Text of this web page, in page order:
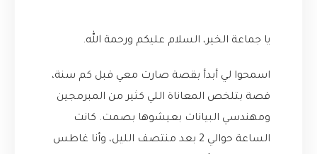
يا جماعة الخير، السلام عليكم ورحمة الله.
اسمحوا لي أبدأ بقصة صارت معي قبل كم سنة،
قصة بتلخص المعاناة اللي كثير من المبرمجين
ومهندسي البيانات بعيشوها بصمت. كانت
الساعة حوالي 2 بعد منتصف الليل، وأنا غاطس